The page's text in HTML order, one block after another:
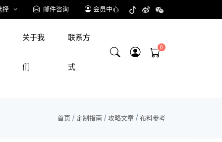
择 邮件咨询 会员中心
关于我
们
联系方
式
首页 / 定制指南/攻略文章/布料参考